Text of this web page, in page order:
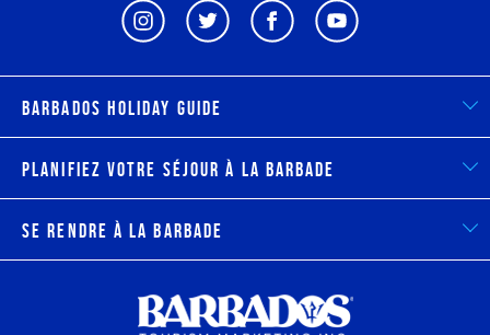
Barbados Holiday Guide
Planifiez votre séjour à la Barbade
Se rendre à la Barbade